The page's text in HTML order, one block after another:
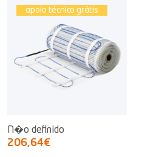
apoio técnico grátis
N�o definido
206,64€